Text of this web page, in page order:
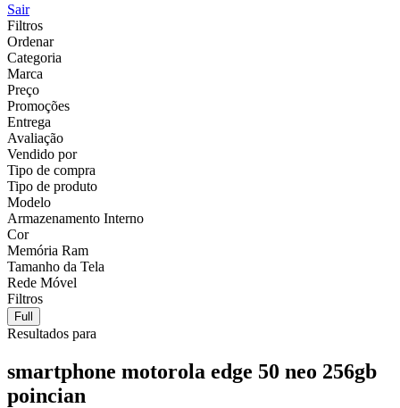
Sair
Filtros
Ordenar
Categoria
Marca
Preço
Promoções
Entrega
Avaliação
Vendido por
Tipo de compra
Tipo de produto
Modelo
Armazenamento Interno
Cor
Memória Ram
Tamanho da Tela
Rede Móvel
Filtros
Full
Resultados para
smartphone motorola edge 50 neo 256gb
poincian